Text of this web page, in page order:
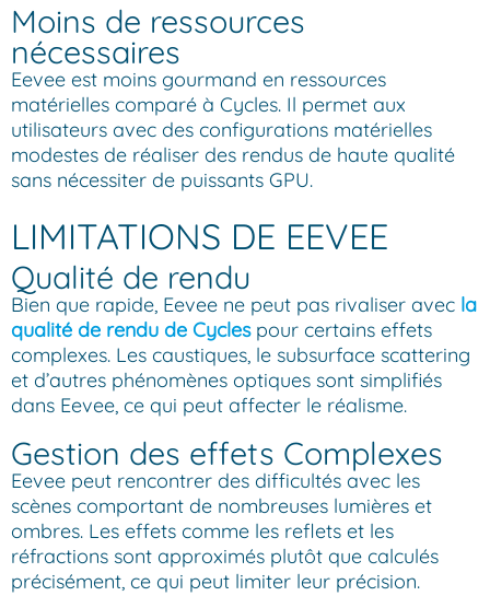
Moins de ressources
nécessaires
Eevee est moins gourmand en ressources
matérielles comparé à Cycles. Il permet aux
utilisateurs avec des configurations matérielles
modestes de réaliser des rendus de haute qualité
sans nécessiter de puissants GPU.
LIMITATIONS DE EEVEE
Qualité de rendu
Bien que rapide, Eevee ne peut pas rivaliser avec la
qualité de rendu de Cyclespour certains effets
complexes. Les caustiques, le subsurface scattering
et d’autres phénomènes optiques sont simplifiés
dans Eevee, ce qui peut affecter le réalisme.
Gestion des effets Complexes
Eevee peut rencontrer des difficultés avec les
scènes comportant de nombreuses lumières et
ombres. Les effets comme les reflets et les
réfractions sont approximés plutôt que calculés
précisément, ce qui peut limiter leur précision.